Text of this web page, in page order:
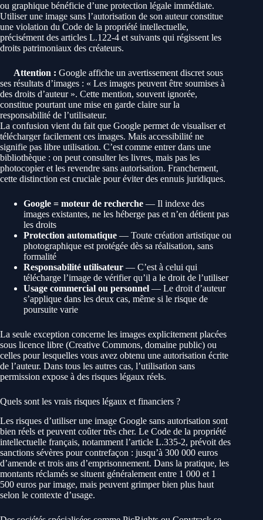
ou graphique bénéficie d’une protection légale immédiate.
Utiliser une image sans l’autorisation de son auteur constitue
une violation du Code de la propriété intellectuelle,
précisément des articles L.122-4 et suivants qui régissent les
droits patrimoniaux des créateurs.
Attention : Google affiche un avertissement discret sous
ses résultats d’images : « Les images peuvent être soumises à
des droits d’auteur ». Cette mention, souvent ignorée,
constitue pourtant une mise en garde claire sur la
responsabilité de l’utilisateur.
La confusion vient du fait que Google permet de visualiser et
télécharger facilement ces images. Mais accessibilité ne
signifie pas libre utilisation. C’est comme entrer dans une
bibliothèque : on peut consulter les livres, mais pas les
photocopier et les revendre sans autorisation. Franchement,
cette distinction est cruciale pour éviter des ennuis juridiques.
Google = moteur de recherche — Il indexe des
images existantes, ne les héberge pas et n’en détient pas
les droits
Protection automatique — Toute création artistique ou
photographique est protégée dès sa réalisation, sans
formalité
Responsabilité utilisateur — C’est à celui qui
télécharge l’image de vérifier qu’il a le droit de l’utiliser
Usage commercial ou personnel — Le droit d’auteur
s’applique dans les deux cas, même si le risque de
poursuite varie
La seule exception concerne les images explicitement placées
sous licence libre (Creative Commons, domaine public) ou
celles pour lesquelles vous avez obtenu une autorisation écrite
de l’auteur. Dans tous les autres cas, l’utilisation sans
permission expose à des risques légaux réels.
Quels sont les vrais risques légaux et financiers ?
Les risques d’utiliser une image Google sans autorisation sont
bien réels et peuvent coûter très cher. Le Code de la propriété
intellectuelle français, notamment l’article L.335-2, prévoit des
sanctions sévères pour contrefaçon : jusqu’à 300 000 euros
d’amende et trois ans d’emprisonnement. Dans la pratique, les
montants réclamés se situent généralement entre 1 000 et 1
500 euros par image, mais peuvent grimper bien plus haut
selon le contexte d’usage.